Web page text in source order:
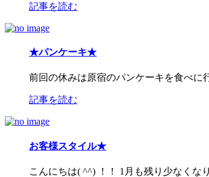
記事を読む
★パンケーキ★
前回の休みは原宿のパンケーキを食べに
記事を読む
お客様スタイル★
こんにちは( ^^) ！！ 1月も残り少なくな